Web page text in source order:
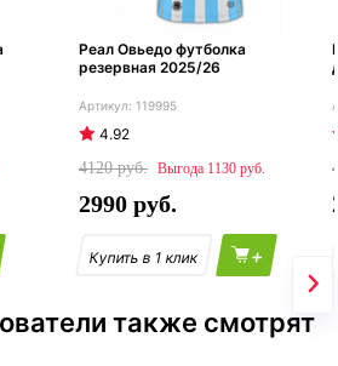
Реал Овьедо футболка
резервная 2025/26
119995
4.92
4120
1130
2990
+
также смотрят